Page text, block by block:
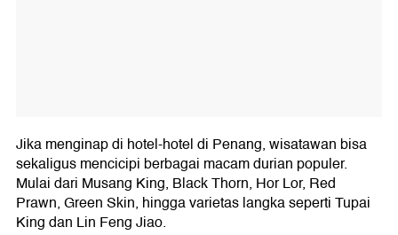
Jika menginap di hotel-hotel di Penang, wisatawan bisa
sekaligus mencicipi berbagai macam durian populer.
Mulai dari Musang King, Black Thorn, Hor Lor, Red
Prawn, Green Skin, hingga varietas langka seperti Tupai
King dan Lin Feng Jiao.